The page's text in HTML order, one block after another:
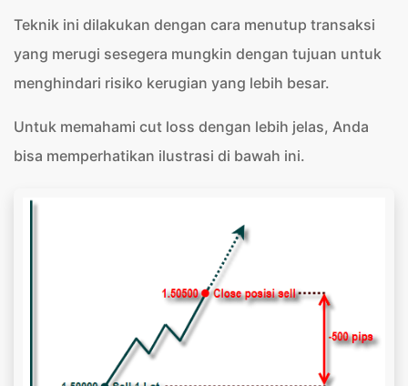
Teknik ini dilakukan dengan cara menutup transaksi
yang merugi sesegera mungkin dengan tujuan untuk
menghindari risiko kerugian yang lebih besar.
Untuk memahami cut loss dengan lebih jelas, Anda
bisa memperhatikan ilustrasi di bawah ini.